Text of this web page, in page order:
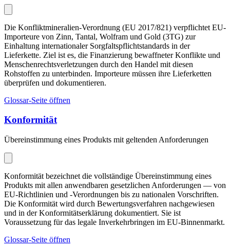
Die Konfliktmineralien-Verordnung (EU 2017/821) verpflichtet EU-
Importeure von Zinn, Tantal, Wolfram und Gold (3TG) zur
Einhaltung internationaler Sorgfaltspflichtstandards in der
Lieferkette. Ziel ist es, die Finanzierung bewaffneter Konflikte und
Menschenrechtsverletzungen durch den Handel mit diesen
Rohstoffen zu unterbinden. Importeure müssen ihre Lieferketten
überprüfen und dokumentieren.
Glossar-Seite öffnen
Konformität
Übereinstimmung eines Produkts mit geltenden Anforderungen
Konformität bezeichnet die vollständige Übereinstimmung eines
Produkts mit allen anwendbaren gesetzlichen Anforderungen — von
EU-Richtlinien und -Verordnungen bis zu nationalen Vorschriften.
Die Konformität wird durch Bewertungsverfahren nachgewiesen
und in der Konformitätserklärung dokumentiert. Sie ist
Voraussetzung für das legale Inverkehrbringen im EU-Binnenmarkt.
Glossar-Seite öffnen